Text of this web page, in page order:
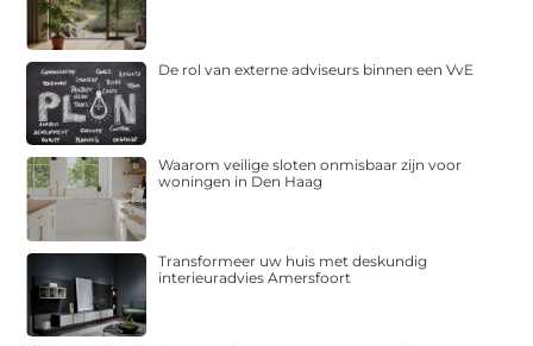
De rol van externe adviseurs binnen een VvE
Waarom veilige sloten onmisbaar zijn voor
woningen in Den Haag
Transformeer uw huis met deskundig
interieuradvies Amersfoort